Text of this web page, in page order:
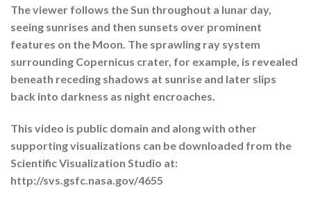
The viewer follows the Sun throughout a lunar day,
seeing sunrises and then sunsets over prominent
features on the Moon. The sprawling ray system
surrounding Copernicus crater, for example, is revealed
beneath receding shadows at sunrise and later slips
back into darkness as night encroaches.
This video is public domain and along with other
supporting visualizations can be downloaded from the
Scientific Visualization Studio at:
http://svs.gsfc.nasa.gov/4655